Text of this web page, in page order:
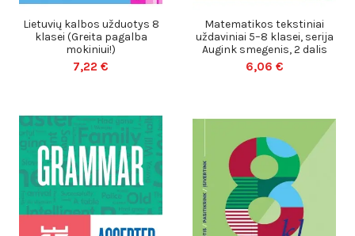
Lietuvių kalbos užduotys 8
klasei (Greita pagalba
mokiniui!)
7,22 €
Matematikos tekstiniai
uždaviniai 5–8 klasei, serija
Augink smegenis, 2 dalis
6,06 €